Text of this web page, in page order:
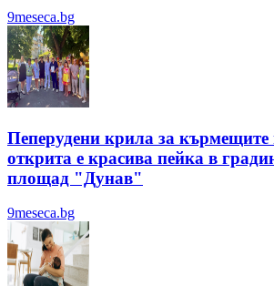
9meseca.bg
Пеперудени крила за кърмещите
открита е красива пейка в
площад "Дунав"
9meseca.bg